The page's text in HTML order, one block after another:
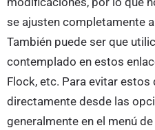
se ajusten completamente
También puede ser que
contemplado en estos
Flock, etc. Para evitar
directamente desde las
generalmente en el menú